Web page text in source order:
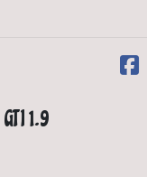
1.9